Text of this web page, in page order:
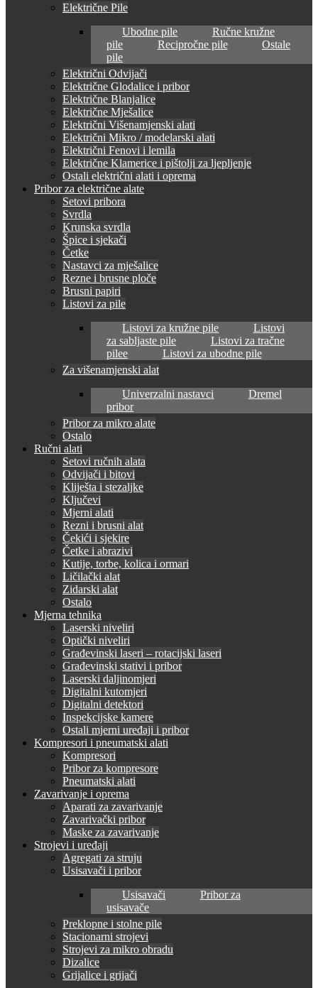
Električne Pile
Ubodne pile
Ručne kružne
pile
Recipročne pile
Ostale
pile
Električni Odvijači
Električne Glodalice i pribor
Električne Blanjalice
Električne Mješalice
Električni Višenamjenski alati
Električni Mikro / modelarski alati
Električni Fenovi i lemila
Električne Klamerice i pištolji za ljepljenje
Ostali električni alati i oprema
Pribor za električne alate
Setovi pribora
Svrdla
Krunska svrdla
Špice i sjekači
Četke
Nastavci za mješalice
Rezne i brusne ploče
Brusni papiri
Listovi za pile
Listovi za kružne pile
Listovi
za sabljaste pile
Listovi za tračne
pilee
Listovi za ubodne pile
Za višenamjenski alat
Univerzalni nastavci
Dremel
pribor
Pribor za mikro alate
Ostalo
Ručni alati
Setovi ručnih alata
Odvijači i bitovi
Kliješta i stezaljke
Ključevi
Mjerni alati
Rezni i brusni alat
Čekići i sjekire
Četke i abrazivi
Kutije, torbe, kolica i ormari
Ličilački alat
Zidarski alat
Ostalo
Mjerna tehnika
Laserski niveliri
Optički niveliri
Građevinski laseri – rotacijski laseri
Građevinski stativi i pribor
Laserski daljinomjeri
Digitalni kutomjeri
Digitalni detektori
Inspekcijske kamere
Ostali mjerni uređaji i pribor
Kompresori i pneumatski alati
Kompresori
Pribor za kompresore
Pneumatski alati
Zavarivanje i oprema
Aparati za zavarivanje
Zavarivački pribor
Maske za zavarivanje
Strojevi i uređaji
Agregati za struju
Usisavači i pribor
Usisavači
Pribor za
usisavače
Preklopne i stolne pile
Stacionarni strojevi
Strojevi za mikro obradu
Dizalice
Grijalice i grijači